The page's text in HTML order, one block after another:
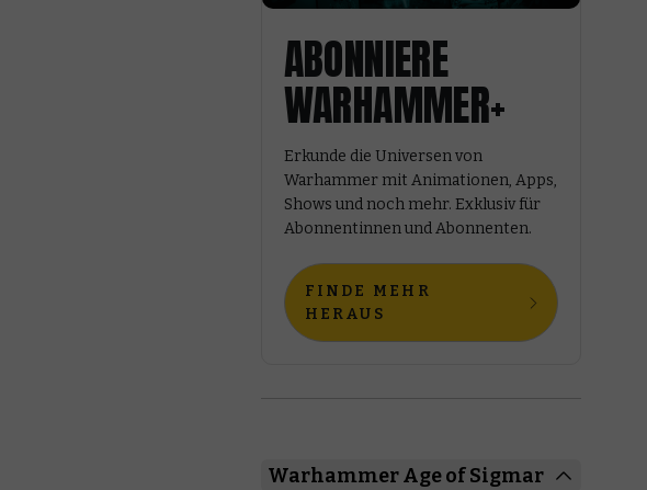
ABONNIERE
WARHAMMER+
Erkunde die Universen von
Warhammer mit Animationen, Apps,
Shows und noch mehr. Exklusiv für
Abonnentinnen und Abonnenten.
FINDE MEHR
HERAUS
Warhammer Age of Sigmar